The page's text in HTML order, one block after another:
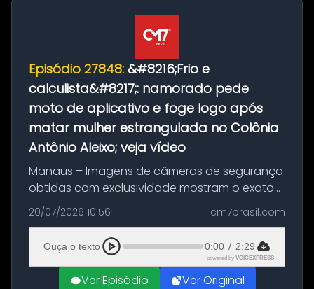
Episódio 27848: &#8216;Frio e
calculista&#8217;: namorado pede
moto de aplicativo e foge logo após
matar mulher estrangulada no Colônia
Antônio Aleixo; veja vídeo
Manaus – Imagens de câmeras de segurança
obtidas com exclusividade mostram o exato
momento da fuga do principal suspeito da
morte de Larissa Araújo, de 28 anos. O crime
ocorreu na noite deste último d...
20/07/2026 10:56 cm7brasil.com
Ouça o texto 0:00 / 2:29
powered by VOICEXPRESS
Ver Episódio Ver Original